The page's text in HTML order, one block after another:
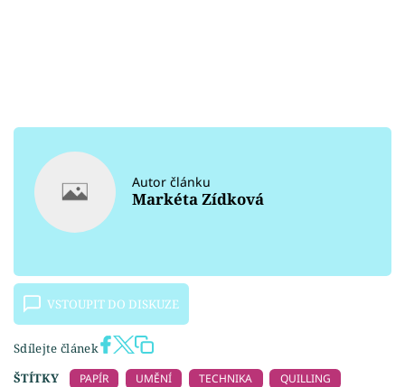
Autor článku
Markéta Zídková
VSTOUPIT DO DISKUZE
Sdílejte článek
ŠTÍTKY
PAPÍR UMĚNÍ TECHNIKA
QUILLING